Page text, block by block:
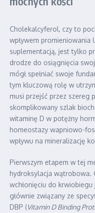
Cholekalcyferol, czy to
wpływem promieniowania
suplementacją, jest tylko
drodze do osiągnięcia
mógł spełniać swoje
tym kluczową rolę w
musi przejść przez szereg
skomplikowany szlak
witaminę D w potężny
homeostazy wapniowo-
wpływu na mineralizację
Pierwszym etapem w tej
hydroksylacja wątrobowa.
wchłonięciu do
głównie związany ze
DBP (Vitamin D Binding